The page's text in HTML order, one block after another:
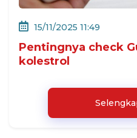
15/11/2025 11:49
Pentingnya check
kolestrol